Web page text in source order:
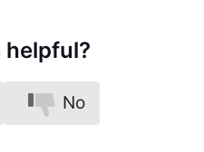
helpful?
No